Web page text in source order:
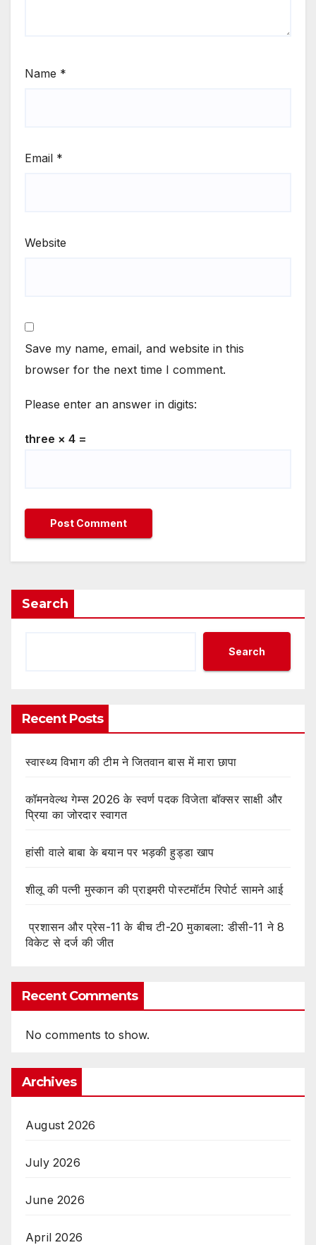
Name *
Email *
Website
Save my name, email, and website in this
browser for the next time I comment.
Please enter an answer in digits:
three × 4 =
Search
Search
Recent Posts
स्वास्थ्य विभाग की टीम ने जितवान बास में मारा छापा
कॉमनवेल्थ गेम्स 2026 के स्वर्ण पदक विजेता बॉक्सर साक्षी और
प्रिया का जोरदार स्वागत
हांसी वाले बाबा के बयान पर भड़की हुड्डा खाप
शीलू की पत्नी मुस्कान की प्राइमरी पोस्टमॉर्टम रिपोर्ट सामने आई
प्रशासन और प्रेस-11 के बीच टी-20 मुकाबला: डीसी-11 ने 8
विकेट से दर्ज की जीत
Recent Comments
No comments to show.
Archives
August 2026
July 2026
June 2026
April 2026